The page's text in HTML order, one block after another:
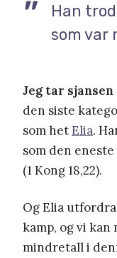
Han
som var
Jeg tar sjansen
den siste
som het Elia.
som den
(1 Kong 18,22).
Og Elia
kamp, og vi kan
mindretall i